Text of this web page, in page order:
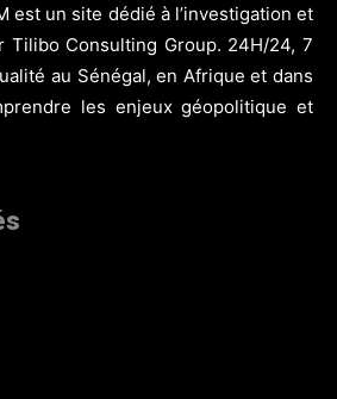
est un site dédié à l’investigation et
Tilibo Consulting Group. 24H/24, 7
au Sénégal, en Afrique et dans
les enjeux géopolitique et